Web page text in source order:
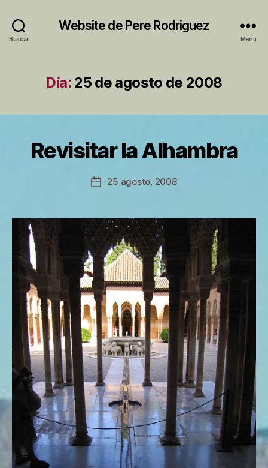
Buscar
Website de Pere Rodriguez
Menú
Día: 25 de agosto de 2008
Categorías
Revisitar la Alhambra
Autor
de
r
e
Fecha
entrada
25 agosto, 2008